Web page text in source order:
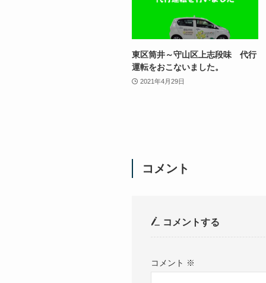
東区筒井～守山区上志段味 代行
運転をおこないました。
2021年4月29日
コメント
コメントする
コメント ※